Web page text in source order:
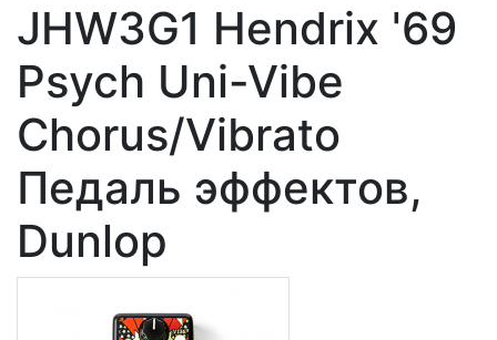
JHW3G1 Hendrix '69
Psych Uni-Vibe
Chorus/Vibrato
Педаль эффектов,
Dunlop